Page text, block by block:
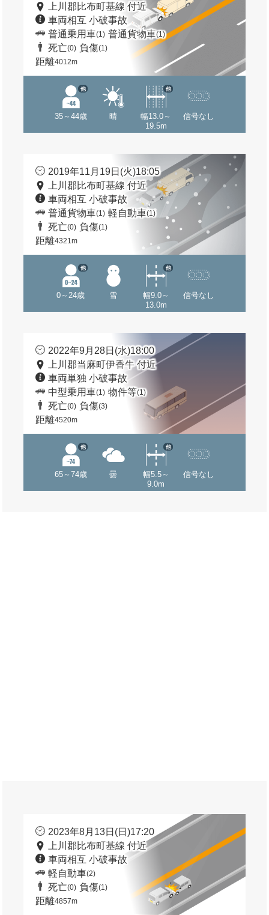
上川郡比布町基線 付近
車両相互 小破事故
普通乗用車(1) 普通貨物車(1)
死亡(0) 負傷(1)
距離4012m
35～44歳
他
晴
幅13.0～
19.5m
他
信号なし
2019年11月19日(火)18:05
上川郡比布町基線 付近
車両相互 小破事故
普通貨物車(1) 軽自動車(1)
死亡(0) 負傷(1)
距離4321m
0～24歳
他
雪
幅9.0～
13.0m
他
信号なし
2022年9月28日(水)18:00
上川郡当麻町伊香牛 付近
車両単独 小破事故
中型乗用車(1) 物件等(1)
死亡(0) 負傷(3)
距離4520m
65～74歳
他
曇
幅5.5～
9.0m
他
信号なし
2023年8月13日(日)17:20
上川郡比布町基線 付近
車両相互 小破事故
軽自動車(2)
死亡(0) 負傷(1)
距離4857m